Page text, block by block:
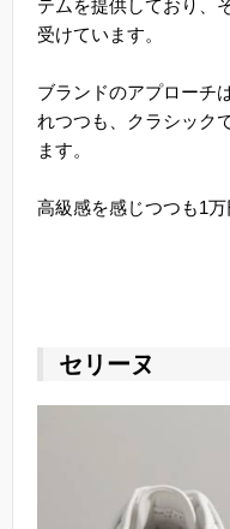
テムを提供しており、
受けています。
ブランドのアプローチ
れつつも、クラシック
ます。
高級感を感じつつも1万
セリーヌ